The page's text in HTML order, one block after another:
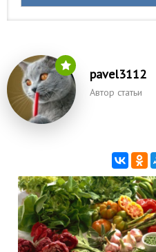
pavel3112
Автор статьи